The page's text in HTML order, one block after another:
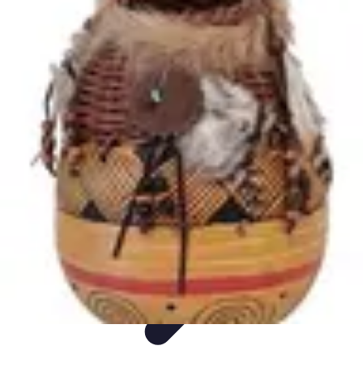
Tips og Råd Tendenser GuiderInspirasjon
Inspirasjon Lys